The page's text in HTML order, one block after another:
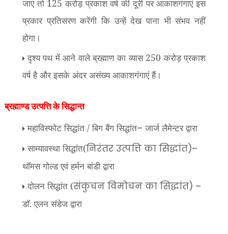
जाए तो 125 करोड़ प्रकाश वर्ष की दूरी पर आकाशगंगाएं इस
प्रकार प्रतिसरण करेंगी कि उन्हें देख पाना भी संभव नहीं
होगा।
दृश्य पथ में आने वाले ब्रह्माण का व्यास 250 करोड़ प्रकाश
वर्ष है और इसके अंदर असंख्य आकाशगंगाएं हैं।
ब्रह्माण्ड उत्पत्ति के सिद्धान्त
महाविस्फोट सिद्धांत / बिग बैंग सिद्धांत– जार्ज लैमेन्टर द्वारा
साम्यावस्था सिद्धांत(निरंतर उत्पत्ति का सिद्धांत)–
थॉमस गोल्ड एवं हर्मन बांडी द्वारा
दोलन सिद्धांत (संकुचन विमोचन का सिद्धांत) –
डॉ. एलन संडेज द्वारा